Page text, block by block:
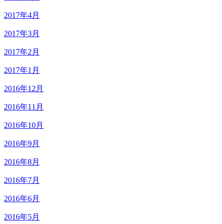
2017年4月
2017年3月
2017年2月
2017年1月
2016年12月
2016年11月
2016年10月
2016年9月
2016年8月
2016年7月
2016年6月
2016年5月